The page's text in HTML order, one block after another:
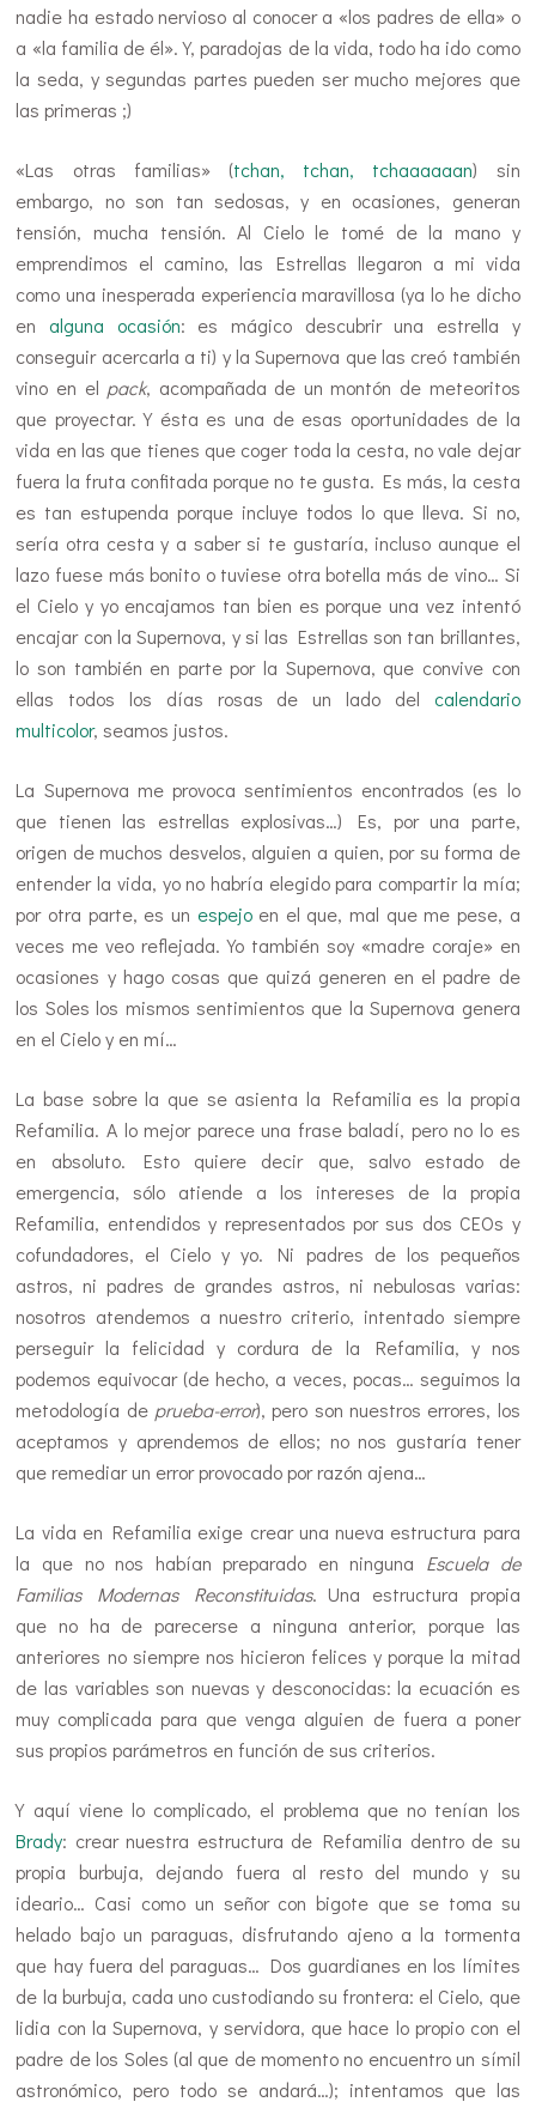
nadie ha estado nervioso al conocer a «los padres de ella» o
a «la familia de él». Y, paradojas de la vida, todo ha ido como
la seda, y segundas partes pueden ser mucho mejores que
las primeras ;)
«Las otras familias» (tchan, tchan, tchaaaaaan) sin
embargo, no son tan sedosas, y en ocasiones, generan
tensión, mucha tensión. Al Cielo le tomé de la mano y
emprendimos el camino, las Estrellas llegaron a mi vida
como una inesperada experiencia maravillosa (ya lo he dicho
en alguna ocasión: es mágico descubrir una estrella y
conseguir acercarla a ti) y la Supernova que las creó también
vino en el pack, acompañada de un montón de meteoritos
que proyectar. Y ésta es una de esas oportunidades de la
vida en las que tienes que coger toda la cesta, no vale dejar
fuera la fruta confitada porque no te gusta. Es más, la cesta
es tan estupenda porque incluye todos lo que lleva. Si no,
sería otra cesta y a saber si te gustaría, incluso aunque el
lazo fuese más bonito o tuviese otra botella más de vino… Si
el Cielo y yo encajamos tan bien es porque una vez intentó
encajar con la Supernova, y si las Estrellas son tan brillantes,
lo son también en parte por la Supernova, que convive con
ellas todos los días rosas de un lado del calendario
multicolor, seamos justos.
La Supernova me provoca sentimientos encontrados (es lo
que tienen las estrellas explosivas…) Es, por una parte,
origen de muchos desvelos, alguien a quien, por su forma de
entender la vida, yo no habría elegido para compartir la mía;
por otra parte, es un espejoen el que, mal que me pese, a
veces me veo reflejada. Yo también soy «madre coraje» en
ocasiones y hago cosas que quizá generen en el padre de
los Soles los mismos sentimientos que la Supernova genera
en el Cielo y en mí…
La base sobre la que se asienta la Refamilia es la propia
Refamilia. A lo mejor parece una frase baladí, pero no lo es
en absoluto. Esto quiere decir que, salvo estado de
emergencia, sólo atiende a los intereses de la propia
Refamilia, entendidos y representados por sus dos CEOs y
cofundadores, el Cielo y yo. Ni padres de los pequeños
astros, ni padres de grandes astros, ni nebulosas varias:
nosotros atendemos a nuestro criterio, intentado siempre
perseguir la felicidad y cordura de la Refamilia, y nos
podemos equivocar (de hecho, a veces, pocas… seguimos la
metodología de prueba-error), pero son nuestros errores, los
aceptamos y aprendemos de ellos; no nos gustaría tener
que remediar un error provocado por razón ajena…
La vida en Refamilia exige crear una nueva estructura para
la que no nos habían preparado en ninguna Escuela de
Familias Modernas Reconstituidas. Una estructura propia
que no ha de parecerse a ninguna anterior, porque las
anteriores no siempre nos hicieron felices y porque la mitad
de las variables son nuevas y desconocidas: la ecuación es
muy complicada para que venga alguien de fuera a poner
sus propios parámetros en función de sus criterios.
Y aquí viene lo complicado, el problema que no tenían los
Brady: crear nuestra estructura de Refamilia dentro de su
propia burbuja, dejando fuera al resto del mundo y su
ideario… Casi como un señor con bigote que se toma su
helado bajo un paraguas, disfrutando ajeno a la tormenta
que hay fuera del paraguas… Dos guardianes en los límites
de la burbuja, cada uno custodiando su frontera: el Cielo, que
lidia con la Supernova, y servidora, que hace lo propio con el
padre de los Soles (al que de momento no encuentro un símil
astronómico, pero todo se andará…); intentamos que las